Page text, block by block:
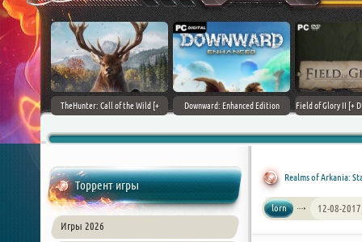
(2017)
TheHunter: Call of the Wild [+
Downward: Enhanced Edition
Field of Glory II [+
Торрент игры
Игры 2026
Realms of Arkania:
lorn 12-08-